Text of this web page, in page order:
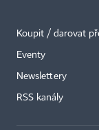
Koupit / darovat
Eventy
Newslettery
RSS kanály